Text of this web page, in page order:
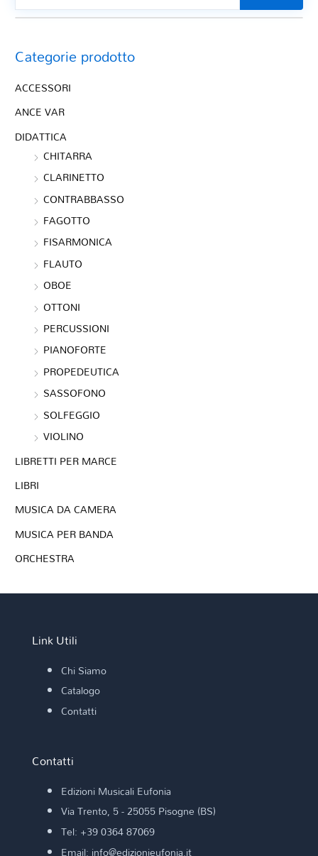
Categorie prodotto
ACCESSORI
ANCE VAR
DIDATTICA
CHITARRA
CLARINETTO
CONTRABBASSO
FAGOTTO
FISARMONICA
FLAUTO
OBOE
OTTONI
PERCUSSIONI
PIANOFORTE
PROPEDEUTICA
SASSOFONO
SOLFEGGIO
VIOLINO
LIBRETTI PER MARCE
LIBRI
MUSICA DA CAMERA
MUSICA PER BANDA
ORCHESTRA
Link Utili
Chi Siamo
Catalogo
Contatti
Contatti
Edizioni Musicali Eufonia
Via Trento, 5 - 25055 Pisogne (BS)
Tel: +39 0364 87069
Email: info@edizionieufonia.it